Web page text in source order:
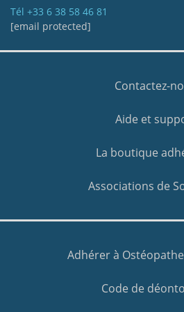
Tél +33 6 38 58 46 81
[email protected]
Contactez-
Aide et
La boutique
Associations de
Adhérer à
Code de